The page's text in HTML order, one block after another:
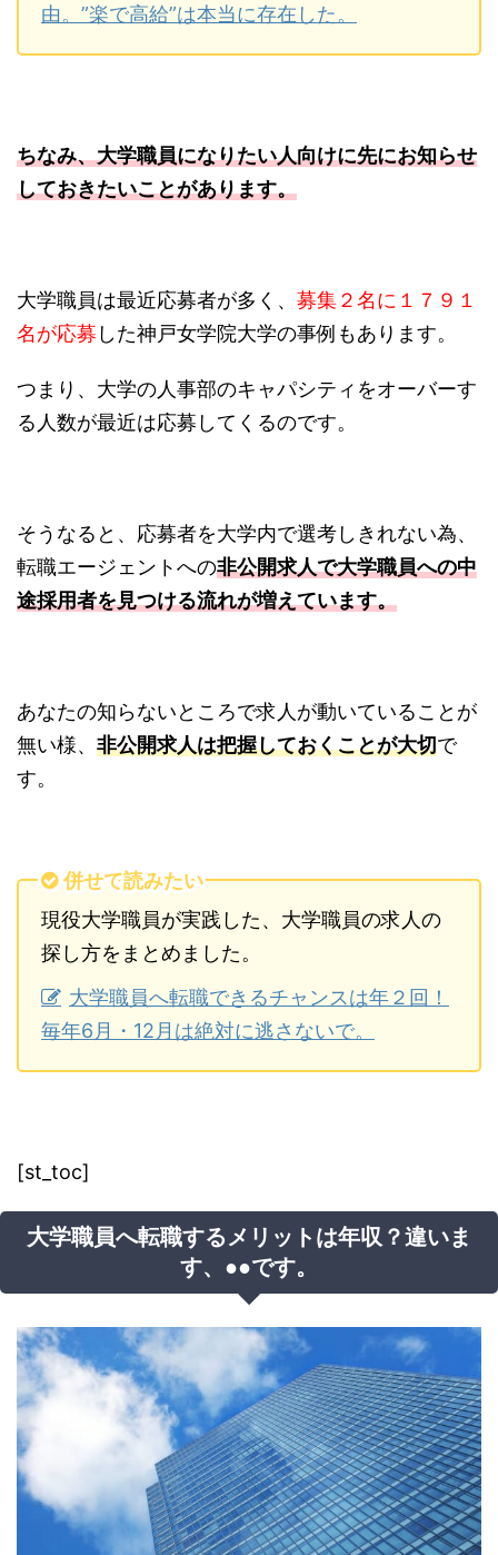
由。”楽で高給”は本当に存在した。
ちなみ、大学職員になりたい人向けに先にお知らせ
しておきたいことがあります。
大学職員は最近応募者が多く、 募集２名に１７９１
名が応募 した神戸女学院大学の事例もあります。
つまり、大学の人事部のキャパシティをオーバーす
る人数が最近は応募してくるのです。
そうなると、応募者を大学内で選考しきれない為、
転職エージェントへの非公開求人で大学職員への中
途採用者を見つける流れが増えています。
あなたの知らないところで求人が動いていることが
無い様、 非公開求人は把握しておくことが大切で
す。
併せて読みたい
現役大学職員が実践した、大学職員の求人の
探し方をまとめました。
大学職員へ転職できるチャンスは年２回！
毎年6月・12月は絶対に逃さないで。
[st_toc]
大学職員へ転職するメリットは年収？違いま
す、●●です。